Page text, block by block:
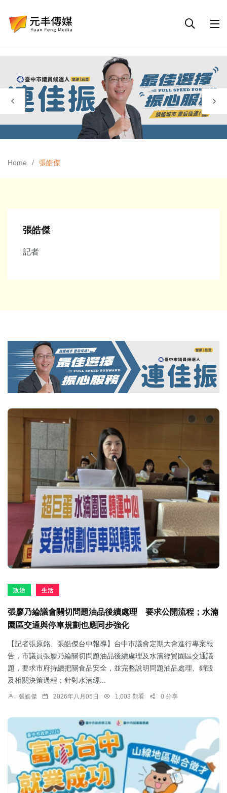
Home 張皓傑
張皓傑
記者
政治 生活
張廖乃綸議會關切問題油品後續處理 要求公開流程；水湳
園區交通與停車規劃也應同步強化
【記者張原銘、張皓傑台中報導】台中市議會定期大會進行專案報
告，市議員張廖乃綸關切問題油品後續處理及水湳經貿園區交通議
題，要求市府持續把關食品安全，並完整說明問題油品處理、銷毀
及相關決策過程；針對水湳經...
張皓傑 2026年八月05日 1,003 觀看 0 分享